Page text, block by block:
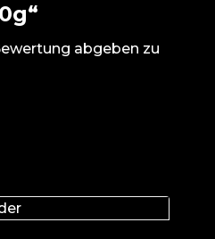
abgeben zu